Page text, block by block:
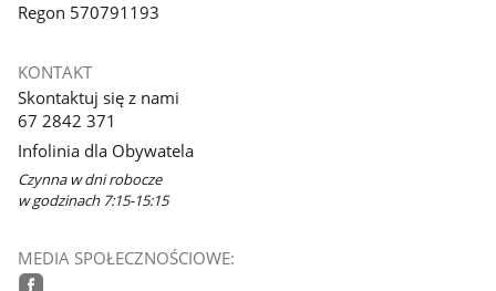
Regon 570791193
KONTAKT
Skontaktuj się z nami
67 2842 371
Infolinia dla Obywatela
Czynna w dni robocze
w godzinach 7:15-15:15
MEDIA SPOŁECZNOŚCIOWE: